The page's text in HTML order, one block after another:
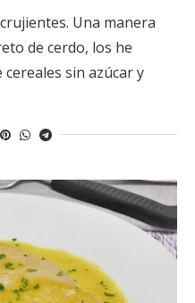
Una manera
de cerdo, los he
sin azúcar y